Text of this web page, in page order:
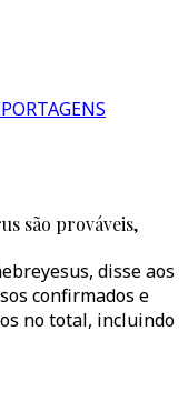
são prováveis,
disse aos
confirmados e
no total, incluindo